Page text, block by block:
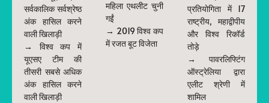
सर्वकालिक सर्वश्रेष्ठ
अंक हासिल करने
वाली खिलाड़ी
→ विश्व कप में
यूएसए टीम की
तीसरी सबसे अधिक
अंक हासिल करने
वाली खिलाड़ी
महिला एथलीट चुनी
गईं
→ 2019 विश्व कप
में रजत बूट विजेता
प्रतियोगिता में 17
राष्ट्रीय, महाद्वीपीय
और विश्व रिकॉर्ड
तोड़े
→ पावरलिफ्टिंग
ऑस्ट्रेलिया द्वारा
एलीट श्रेणी में
शामिल